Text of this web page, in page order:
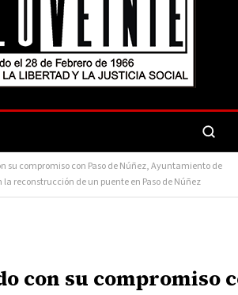
su compromiso con Paso de Núñez, Ayuntamiento de
reconstrucción de un puente en Paso de Núñez
con su compromiso